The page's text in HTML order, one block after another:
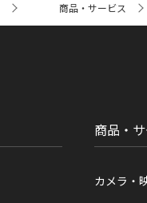
商品・サービス
商品・
カメラ・